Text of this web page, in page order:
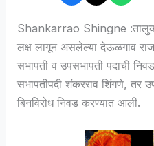
Shankarrao Shingne
लक्ष लागून असलेल्या देऊळगाव
सभापती व उपसभापती पदाची
सभापतीपदी शंकरराव शिंगणे, तर
बिनविरोध निवड करण्यात आली.